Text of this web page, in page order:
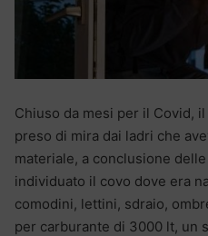
Chiuso da mesi per il Covid, il
preso di mira dai ladri che
materiale, a conclusione
individuato il covo dove era
comodini, lettini, sdraio,
per carburante di 3000 lt, un